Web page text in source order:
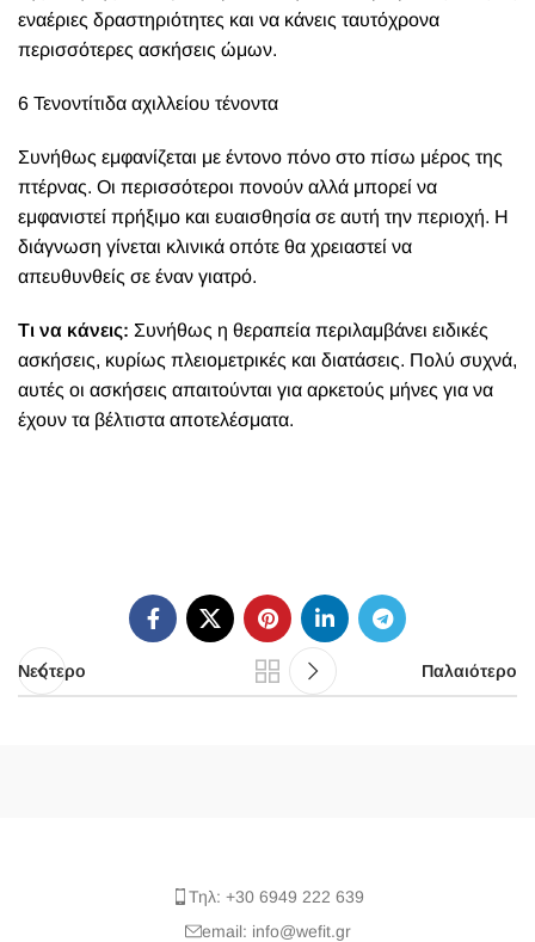
εναέριες δραστηριότητες και να κάνεις ταυτόχρονα
περισσότερες ασκήσεις ώμων.
6 Τενοντίτιδα αχιλλείου τένοντα
Συνήθως εμφανίζεται με έντονο πόνο στο πίσω μέρος της
πτέρνας. Οι περισσότεροι πονούν αλλά μπορεί να
εμφανιστεί πρήξιμο και ευαισθησία σε αυτή την περιοχή. Η
διάγνωση γίνεται κλινικά οπότε θα χρειαστεί να
απευθυνθείς σε έναν γιατρό.
Τι να κάνεις: Συνήθως η θεραπεία περιλαμβάνει ειδικές
ασκήσεις, κυρίως πλειομετρικές και διατάσεις. Πολύ συχνά,
αυτές οι ασκήσεις απαιτούνται για αρκετούς μήνες για να
έχουν τα βέλτιστα αποτελέσματα.
Νεότερο Παλαιότερο
Τηλ: +30 6949 222 639
email: info@wefit.gr